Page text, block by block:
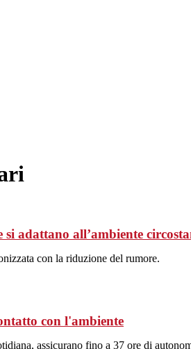
adattano all’ambiente
con la riduzione del rumore.
con l'ambiente
assicurano fino a 37 ore di